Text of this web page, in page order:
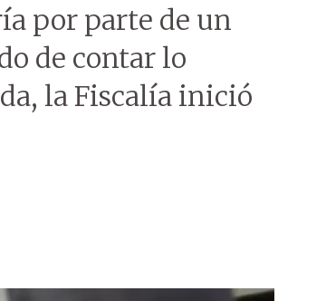
por parte de un
de contar lo
la Fiscalía inició